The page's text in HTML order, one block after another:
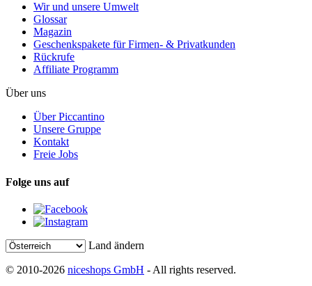
Wir und unsere Umwelt
Glossar
Magazin
Geschenkspakete für Firmen- & Privatkunden
Rückrufe
Affiliate Programm
Über uns
Über Piccantino
Unsere Gruppe
Kontakt
Freie Jobs
Folge uns auf
Land ändern
© 2010-2026 niceshops GmbH - All rights reserved.